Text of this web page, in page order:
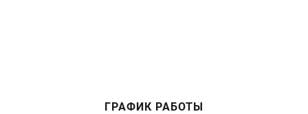
ГРАФИК РАБОТЫ